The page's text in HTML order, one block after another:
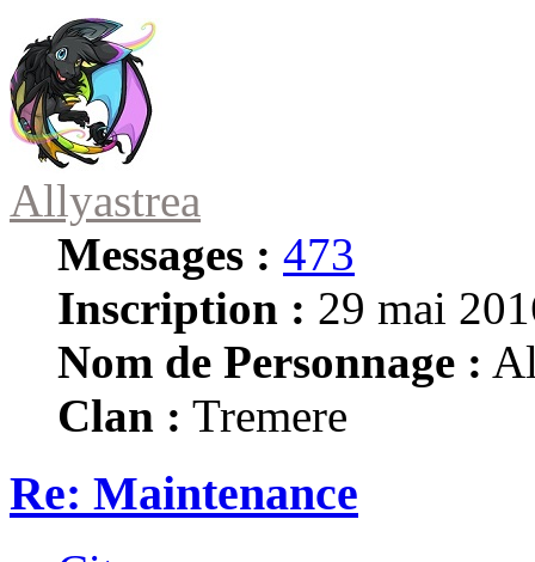
Allyastrea
Messages : 473
Inscription : 29 mai
Nom de Personnage :
Clan : Tremere
Re: Maintenance